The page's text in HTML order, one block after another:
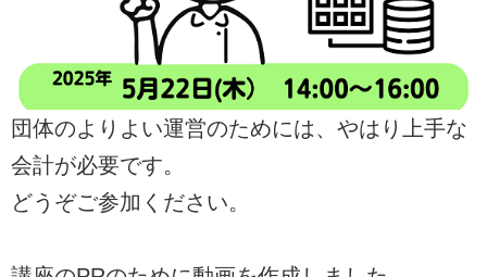
団体のよりよい運営のためには、やはり上手な
会計が必要です。
どうぞご参加ください。